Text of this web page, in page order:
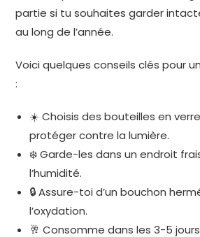
partie si tu souhaites garder
au long de l’année.
Voici quelques conseils clés pour
:
☀️ Choisis des bouteilles en
protéger contre la lumière.
❄️ Garde-les dans un endroit
l’humidité.
🔒 Assure-toi d’un bouchon
l’oxydation.
🥂 Consomme dans les 3-5